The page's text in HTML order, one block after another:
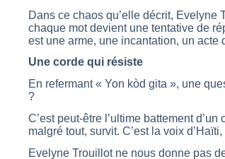
Dans ce chaos qu’elle décrit, Evelyne
chaque mot devient une tentative de
est une arme, une incantation, un acte
Une corde qui résiste
En refermant « Yon kòd gita », une
?
C’est peut-être l’ultime battement
malgré tout, survit. C’est la voix
Evelyne Trouillot ne nous donne pas